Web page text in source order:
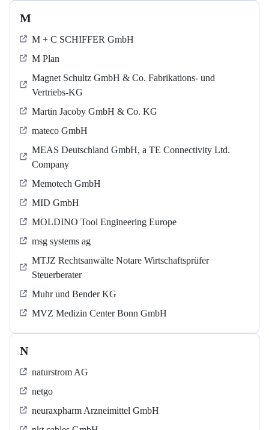
M
M + C SCHIFFER GmbH
M Plan
Magnet Schultz GmbH & Co. Fabrikations- und
Vertriebs-KG
Martin Jacoby GmbH & Co. KG
mateco GmbH
MEAS Deutschland GmbH, a TE Connectivity Ltd.
Company
Memotech GmbH
MID GmbH
MOLDINO Tool Engineering Europe
msg systems ag
MTJZ Rechtsanwälte Notare Wirtschaftsprüfer
Steuerberater
Muhr und Bender KG
MVZ Medizin Center Bonn GmbH
N
naturstrom AG
netgo
neuraxpharm Arzneimittel GmbH